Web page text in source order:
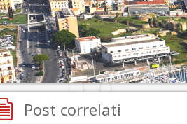
Post correlati